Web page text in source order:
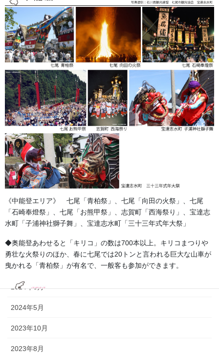
生地
足袋,腹掛・股引、手拭
お知らせ
2026年8月
2026年7月
2026年6月
2026年5月
2026年2月
2025年7月
2025年6月
2025年5月
2024年11月
2024年9月
2024年6月
2024年5月
2023年10月
2023年8月
《中能登エリア》 七尾「青柏祭」、七尾「向田の火祭」、七尾
「石崎奉燈祭」、七尾「お熊甲祭」、志賀町「西海祭り」、宝達志
水町「子浦神社獅子舞」、宝達志水町「三十三年式年大祭」
◆奥能登あわせると「キリコ」の数は700本以上。キリコまつりや
勇壮な火祭りのほか、春に七尾では20トンと言われる巨大な山車が
曳かれる「青柏祭」が有名で、一般客も参加ができます。